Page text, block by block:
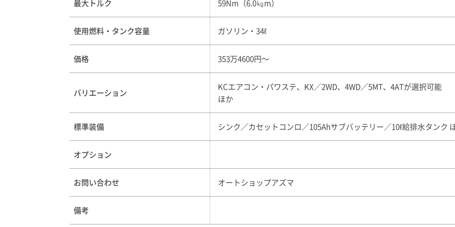
最大トルク 59Nm（6.0㎏m）
使用燃料・タンク容量 ガソリン・34ℓ
価格 353万4600円〜
バリエーション
KCエアコン・パワステ、KX／2WD、4WD／5MT、4ATが選択可能
ほか
標準装備 シンク／カセットコンロ／105Ahサブバッテリー／10ℓ給排水タンク
オプション
お問い合わせ オートショップアズマ
備考